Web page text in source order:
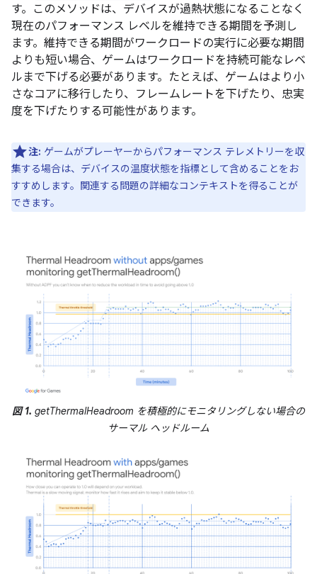
す。このメソッドは、デバイスが過熱状態になることなく
現在のパフォーマンス レベルを維持できる期間を予測し
ます。維持できる期間がワークロードの実行に必要な期間
よりも短い場合、ゲームはワークロードを持続可能なレベ
ルまで下げる必要があります。たとえば、ゲームはより小
さなコアに移行したり、フレームレートを下げたり、忠実
度を下げたりする可能性があります。
注: ゲームがプレーヤーからパフォーマンス テレメトリーを収
集する場合は、デバイスの温度状態を指標として含めることをお
すすめします。関連する問題の詳細なコンテキストを得ることが
できます。
図 1. getThermalHeadroom を積極的にモニタリングしない場合の
サーマル ヘッドルーム